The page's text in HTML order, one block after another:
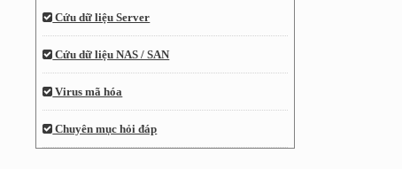
Cứu dữ liệu Server
Cứu dữ liệu NAS / SAN
Virus mã hóa
Chuyên mục hỏi đáp